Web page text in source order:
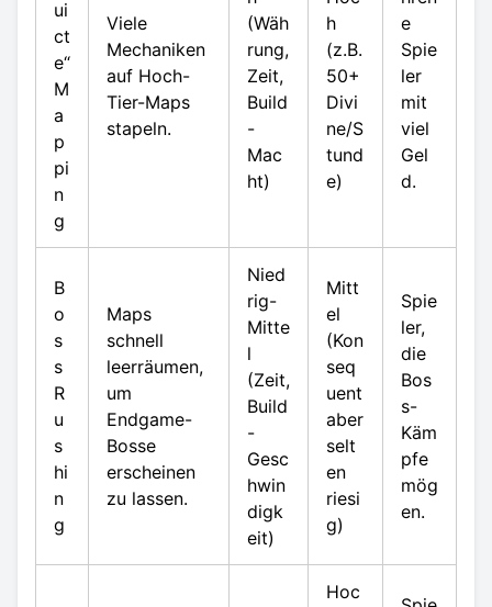
ui
ct
e“
M
a
p
pi
n
g
Viele
Mechaniken
auf Hoch-
Tier-Maps
stapeln.
(Wäh
rung,
Zeit,
Build
-
Mac
ht)
h
(z.B.
50+
Divi
ne/S
tund
e)
e
Spie
ler
mit
viel
Gel
d.
B
o
s
s
R
u
s
hi
n
g
Maps
schnell
leerräumen,
um
Endgame-
Bosse
erscheinen
zu lassen.
Nied
rig-
Mitte
l
(Zeit,
Build
-
Gesc
hwin
digk
eit)
Mitt
el
(Kon
seq
uent
aber
selt
en
riesi
g)
Spie
ler,
die
Bos
s-
Käm
pfe
mög
en.
Hoc